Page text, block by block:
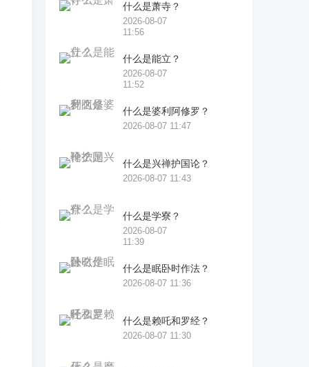
什么是萧寺？
2026-08-07
11:56
什么是能立？
2026-08-07
11:52
什么是婆利阿修罗？
2026-08-07 11:47
什么是兴禅护国论？
2026-08-07 11:43
什么是学寮？
2026-08-07
11:39
什么是眠卧时作法？
2026-08-07 11:36
什么是赖吒和罗经？
2026-08-07 11:30